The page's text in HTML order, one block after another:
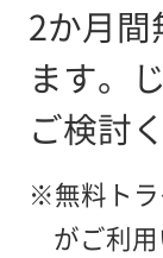
2か月
ます。
ご検討
※無料トラ
がご利用